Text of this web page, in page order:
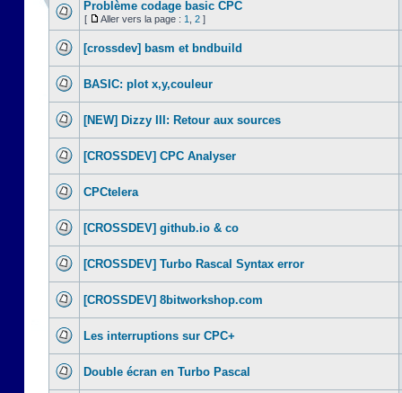
Problème codage basic CPC
[ Aller vers la page : 1 2 ]
[crossdev] basm et bndbuild
BASIC: plot x,y,couleur
[NEW] Dizzy III: Retour aux sources
[CROSSDEV] CPC Analyser
CPCtelera
[CROSSDEV] github.io & co
[CROSSDEV] Turbo Rascal Syntax error
[CROSSDEV] 8bitworkshop.com
Les interruptions sur CPC+
Double écran en Turbo Pascal